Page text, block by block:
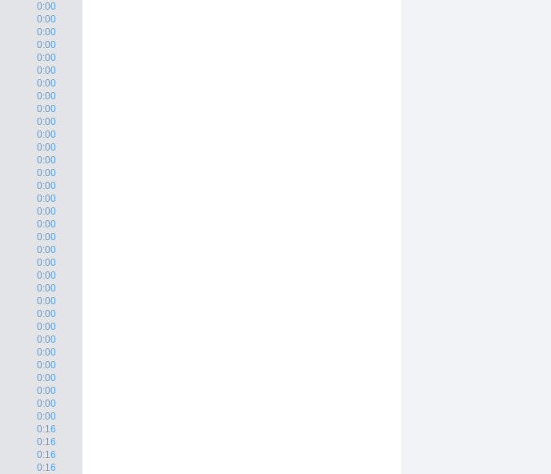
0:00
0:00
0:00
0:00
0:00
0:00
0:00
0:00
0:00
0:00
0:00
0:00
0:00
0:00
0:00
0:00
0:00
0:00
0:00
0:00
0:00
0:00
0:00
0:00
0:00
0:00
0:00
0:00
0:00
0:00
0:00
0:00
0:00
0:16
0:16
0:16
0:16